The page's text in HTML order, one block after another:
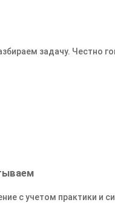
задачу. Честно
с учетом практики и